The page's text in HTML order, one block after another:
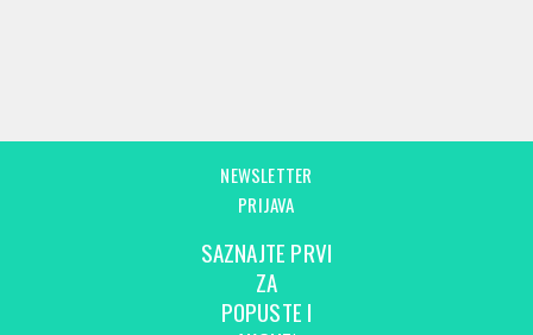
NEWSLETTER
PRIJAVA
SAZNAJTE PRVI
ZA
POPUSTE I